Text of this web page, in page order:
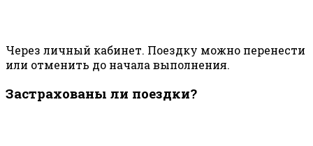
Через личный кабинет. Поездку можно перенести
или отменить до начала выполнения.
Застрахованы ли поездки?